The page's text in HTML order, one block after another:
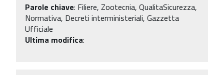
Parole chiave: Filiere, Zootecnia, QualitaSicurezza,
Normativa, Decreti interministeriali, Gazzetta
Ufficiale
Ultima modifica: